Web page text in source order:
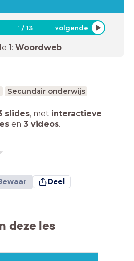
1 /13 volgende
1: Woordweb
Secundair onderwijs
slides, met interactieve
en 3 videos.
Deel
deze les